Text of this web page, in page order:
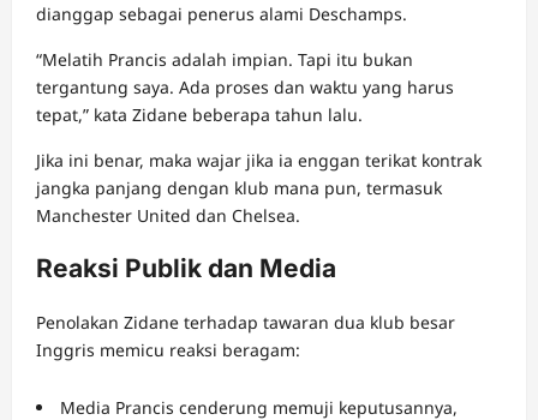
dianggap sebagai penerus alami Deschamps.
“Melatih Prancis adalah impian. Tapi itu bukan
tergantung saya. Ada proses dan waktu yang harus
tepat,” kata Zidane beberapa tahun lalu.
Jika ini benar, maka wajar jika ia enggan terikat kontrak
jangka panjang dengan klub mana pun, termasuk
Manchester United dan Chelsea.
Reaksi Publik dan Media
Penolakan Zidane terhadap tawaran dua klub besar
Inggris memicu reaksi beragam:
Media Prancis cenderung memuji keputusannya,